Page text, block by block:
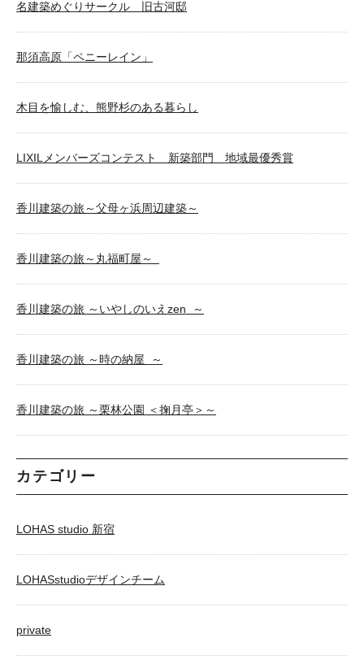
名建築めぐりサークル 旧古河邸
那須高原「ペニーレイン」
木目を愉しむ、熊野杉のある暮らし
LIXILメンバーズコンテスト 新築部門 地域最優秀賞
香川建築の旅～父母ヶ浜周辺建築～
香川建築の旅～丸福町屋～
香川建築の旅 ～いやしのいえzen ～
香川建築の旅 ～時の納屋 ～
香川建築の旅 ～栗林公園 ＜掬月亭＞～
カテゴリー
LOHAS studio 新宿
LOHASstudioデザインチーム
private